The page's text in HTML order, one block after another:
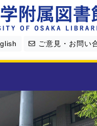
ご意見・お問い